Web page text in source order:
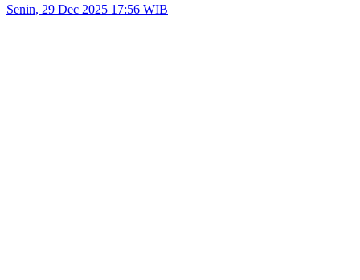
Senin, 29 Dec 2025 17:56 WIB